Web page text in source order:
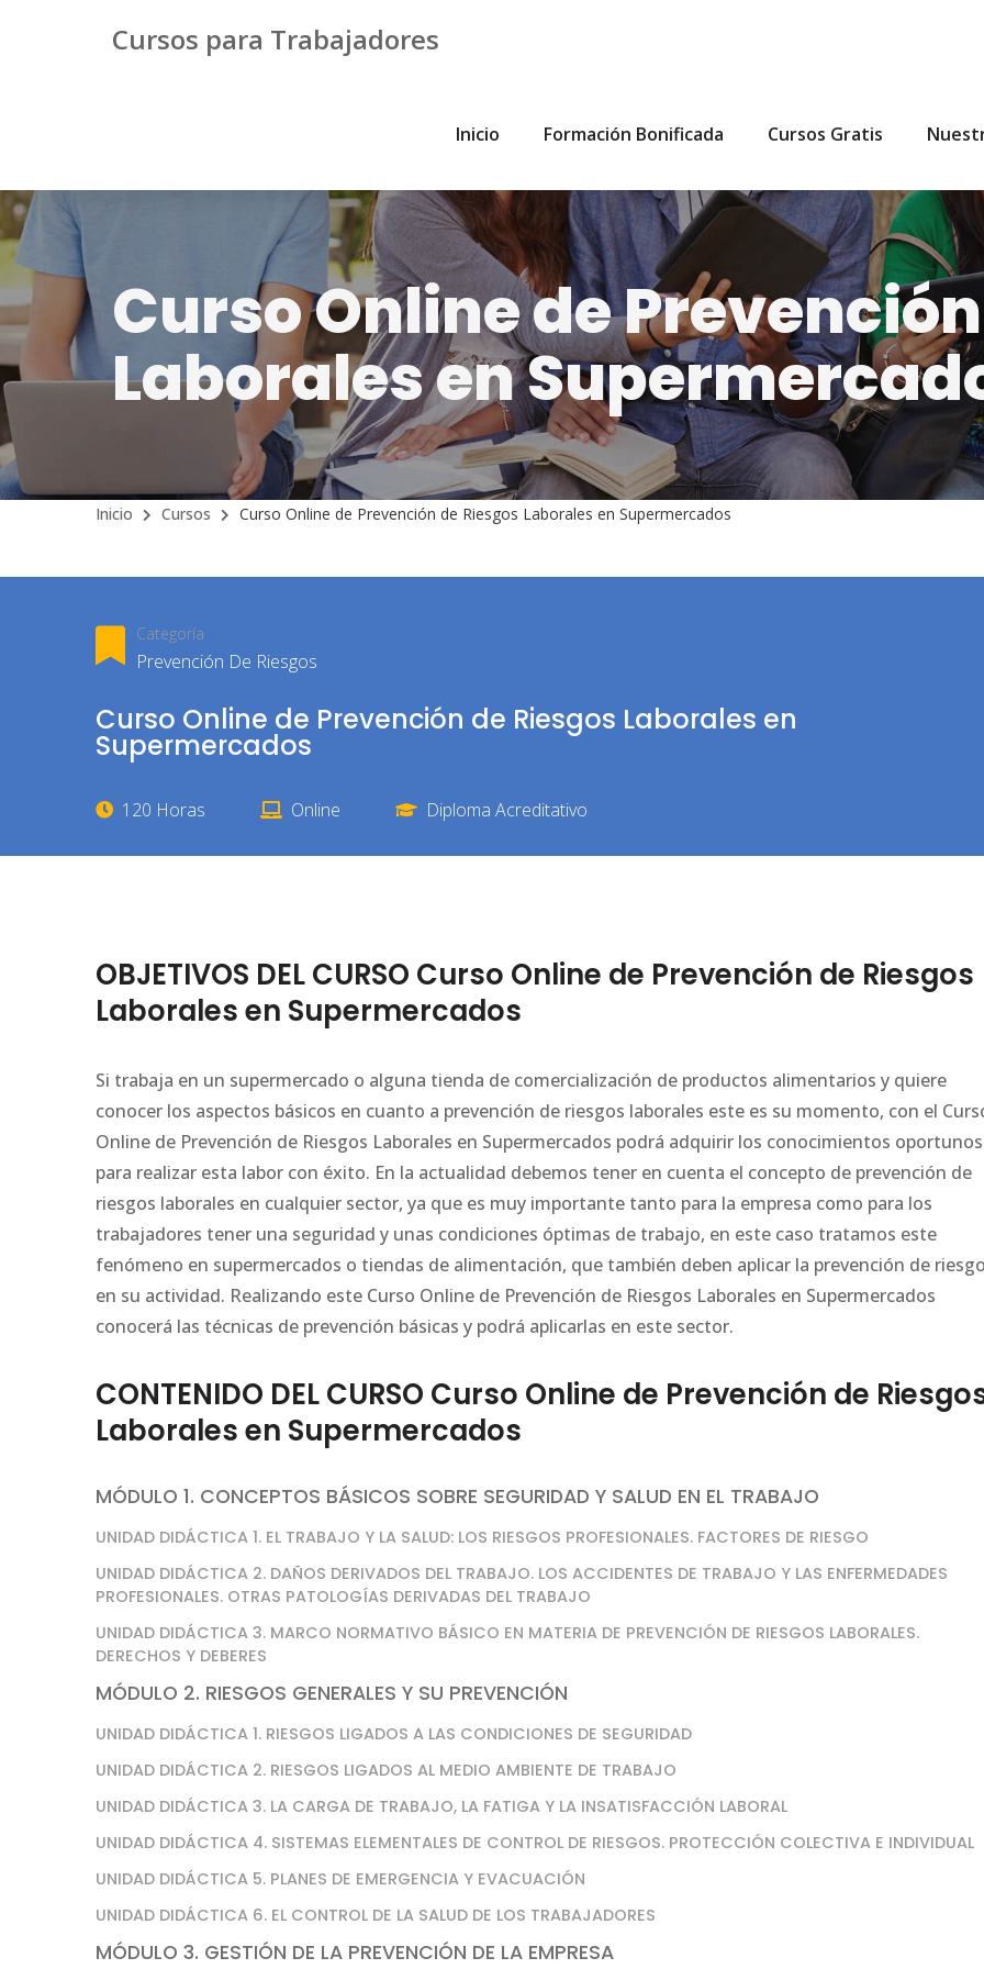
Cursos para Trabajadores
Inicio Formación Bonificada Cursos Gratis
Curso Online de
Laborales en
Inicio Cursos Curso Online de Prevención de Riesgos Laborales en Supermercados
Categoría
Prevención De Riesgos
Curso Online de Prevención de Riesgos Laborales en
Supermercados
120 Horas Online Diploma Acreditativo
OBJETIVOS DEL CURSO Curso Online de Prevención de Riesgos
Laborales en Supermercados
Si trabaja en un supermercado o alguna tienda de comercialización de productos alimentarios y quiere
conocer los aspectos básicos en cuanto a prevención de riesgos laborales este es su momento, con el
Online de Prevención de Riesgos Laborales en Supermercados podrá adquirir los conocimientos oportunos
para realizar esta labor con éxito. En la actualidad debemos tener en cuenta el concepto de prevención de
riesgos laborales en cualquier sector, ya que es muy importante tanto para la empresa como para los
trabajadores tener una seguridad y unas condiciones óptimas de trabajo, en este caso tratamos este
fenómeno en supermercados o tiendas de alimentación, que también deben aplicar la prevención de
en su actividad. Realizando este Curso Online de Prevención de Riesgos Laborales en Supermercados
conocerá las técnicas de prevención básicas y podrá aplicarlas en este sector.
CONTENIDO DEL CURSO Curso Online de Prevención de
Laborales en Supermercados
MÓDULO 1. CONCEPTOS BÁSICOS SOBRE SEGURIDAD Y SALUD EN EL TRABAJO
UNIDAD DIDÁCTICA 1. EL TRABAJO Y LA SALUD: LOS RIESGOS PROFESIONALES. FACTORES DE RIESGO
UNIDAD DIDÁCTICA 2. DAÑOS DERIVADOS DEL TRABAJO. LOS ACCIDENTES DE TRABAJO Y LAS ENFERMEDADES
PROFESIONALES. OTRAS PATOLOGÍAS DERIVADAS DEL TRABAJO
UNIDAD DIDÁCTICA 3. MARCO NORMATIVO BÁSICO EN MATERIA DE PREVENCIÓN DE RIESGOS LABORALES.
DERECHOS Y DEBERES
MÓDULO 2. RIESGOS GENERALES Y SU PREVENCIÓN
UNIDAD DIDÁCTICA 1. RIESGOS LIGADOS A LAS CONDICIONES DE SEGURIDAD
UNIDAD DIDÁCTICA 2. RIESGOS LIGADOS AL MEDIO AMBIENTE DE TRABAJO
UNIDAD DIDÁCTICA 3. LA CARGA DE TRABAJO, LA FATIGA Y LA INSATISFACCIÓN LABORAL
UNIDAD DIDÁCTICA 4. SISTEMAS ELEMENTALES DE CONTROL DE RIESGOS. PROTECCIÓN COLECTIVA E INDIVIDUAL
UNIDAD DIDÁCTICA 5. PLANES DE EMERGENCIA Y EVACUACIÓN
UNIDAD DIDÁCTICA 6. EL CONTROL DE LA SALUD DE LOS TRABAJADORES
MÓDULO 3. GESTIÓN DE LA PREVENCIÓN DE LA EMPRESA